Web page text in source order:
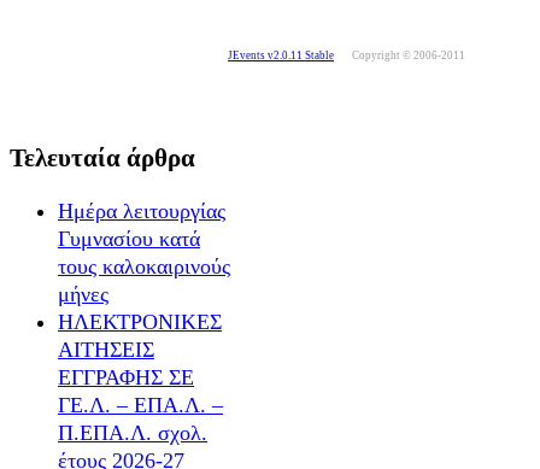
JEvents v2.0.11 Stable Copyright © 2006-2011
Τελευταία άρθρα
Ημέρα λειτουργίας
Γυμνασίου κατά
τους καλοκαιρινούς
μήνες
ΗΛΕΚΤΡΟΝΙΚΕΣ
ΑΙΤΗΣΕΙΣ
ΕΓΓΡΑΦΗΣ ΣΕ
ΓΕ.Λ. – ΕΠΑ.Λ. –
Π.ΕΠΑ.Λ. σχολ.
έτους 2026-27